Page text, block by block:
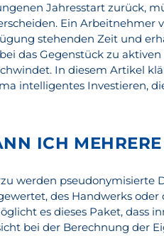
Jahresstart zurück,
Ein Arbeitnehmer
stehenden Zeit und
das Gegenstück zu
In diesem Artikel
intelligentes Investieren,
ICH
werden pseudonymisierte
des Handwerks
es dieses Paket, dass
bei der Berechnung der